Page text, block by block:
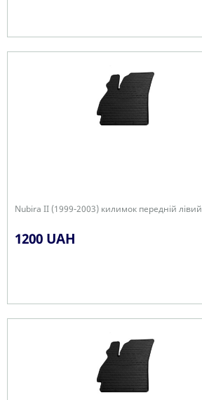
Nubira II (1999-2003) килимок передній лівий
1200 UAH